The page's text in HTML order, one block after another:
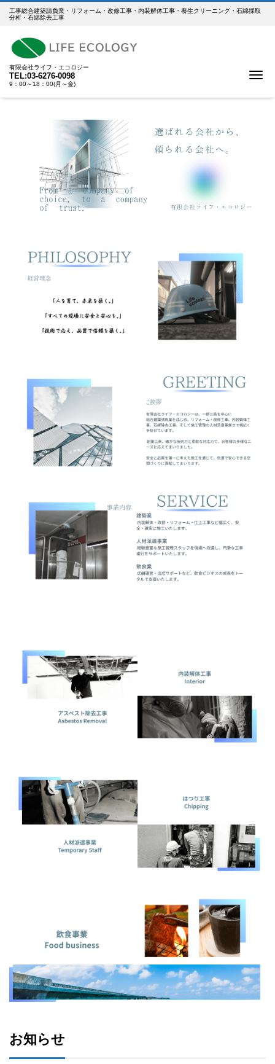
工事総合建築請負業・リフォーム・改修工事・内装解体工事・養生クリーニング・石綿採取
分析・石綿除去工事
有限会社ライフ・エコロジー
TEL:03-6276-0098
9：00～18：00(月～金)
お知らせ